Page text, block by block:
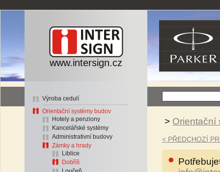
www.intersign.cz
Výroba cedulí
Orientační systémy budov
Hotely a penziony
Kancelářské systémy
Administrativní budovy
Zámky a hrady
Liblice
Dobříš
> Orientační
< PŘEDCHOZÍ